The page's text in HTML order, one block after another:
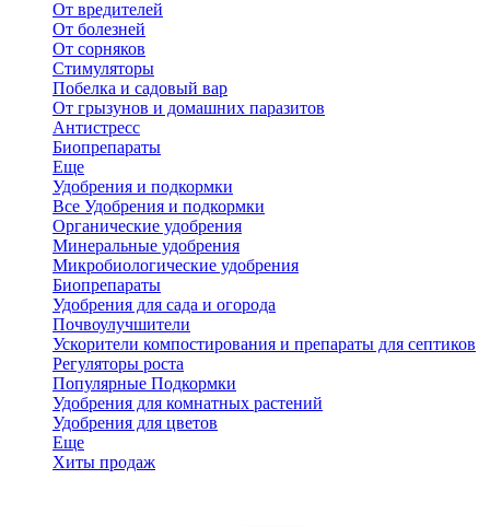
От вредителей
От болезней
От сорняков
Стимуляторы
Побелка и садовый вар
От грызунов и домашних паразитов
Антистресс
Биопрепараты
Еще
Удобрения и подкормки
Все Удобрения и подкормки
Органические удобрения
Минеральные удобрения
Микробиологические удобрения
Биопрепараты
Удобрения для сада и огорода
Почвоулучшители
Ускорители компостирования и препараты для септиков
Регуляторы роста
Популярные Подкормки
Удобрения для комнатных растений
Удобрения для цветов
Еще
Хиты продаж